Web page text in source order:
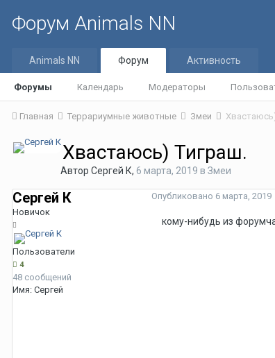
Форум Animals NN
Animals NN Форум
Форумы Календарь Модераторы
Активность
Главная Террариумные животные Змеи
Хвастаюсь) Тиграш.
Автор Сергей К, 6 марта, 2019 в Змеи
Сергей К
Новичок
Пользователи
4
48 сообщений
Имя: Сергей
Опубликовано 6 марта, 2019
кому-нибудь из